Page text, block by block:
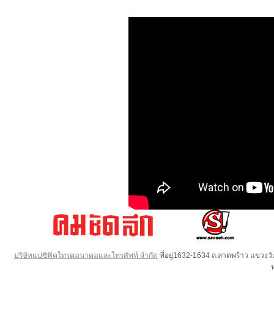
บริษัทแปซิฟิคโทรคมนาคมและโทรศัพท์ จำกัด ที่อยู่1632-1634 ถ.ลาดพร้าว แขวง